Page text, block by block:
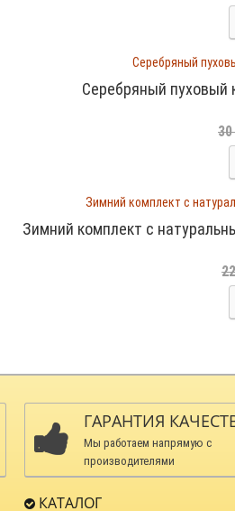
Серебряный пуховый
Зимний комплект с
ГАРАНТИЯ
Мы работаем напрямую с
производителями
КАТАЛОГ